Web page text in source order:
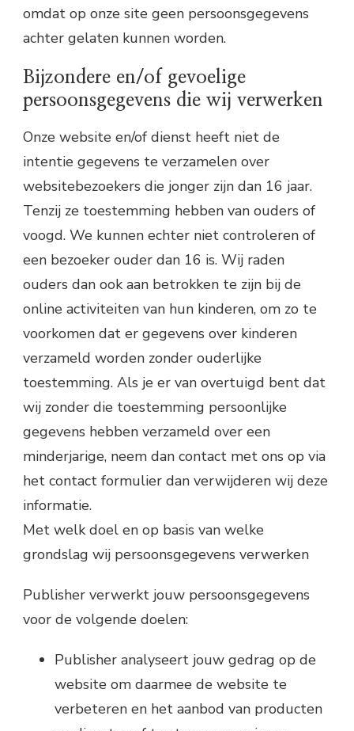
omdat op onze site geen persoonsgegevens
achter gelaten kunnen worden.
Bijzondere en/of gevoelige
persoonsgegevens die wij verwerken
Onze website en/of dienst heeft niet de
intentie gegevens te verzamelen over
websitebezoekers die jonger zijn dan 16 jaar.
Tenzij ze toestemming hebben van ouders of
voogd. We kunnen echter niet controleren of
een bezoeker ouder dan 16 is. Wij raden
ouders dan ook aan betrokken te zijn bij de
online activiteiten van hun kinderen, om zo te
voorkomen dat er gegevens over kinderen
verzameld worden zonder ouderlijke
toestemming. Als je er van overtuigd bent dat
wij zonder die toestemming persoonlijke
gegevens hebben verzameld over een
minderjarige, neem dan contact met ons op via
het contact formulier dan verwijderen wij deze
informatie.
Met welk doel en op basis van welke
grondslag wij persoonsgegevens verwerken
Publisher verwerkt jouw persoonsgegevens
voor de volgende doelen:
Publisher analyseert jouw gedrag op de
website om daarmee de website te
verbeteren en het aanbod van producten